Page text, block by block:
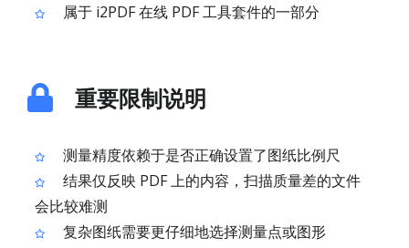
属于 i2PDF 在线 PDF 工具套件的一部分
重要限制说明
测量精度依赖于是否正确设置了图纸比例尺
结果仅反映 PDF 上的内容，扫描质量差的文件
会比较难测
复杂图纸需要更仔细地选择测量点或图形